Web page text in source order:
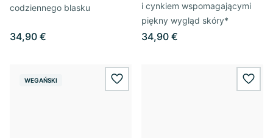
codziennego blasku
34,90 €
i cynkiem wspomagającymi
piękny wygląd skóry*
34,90 €
WEGAŃSKI wishlist.add